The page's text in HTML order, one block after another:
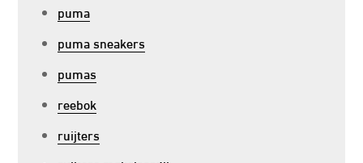
puma
puma sneakers
pumas
reebok
ruijters